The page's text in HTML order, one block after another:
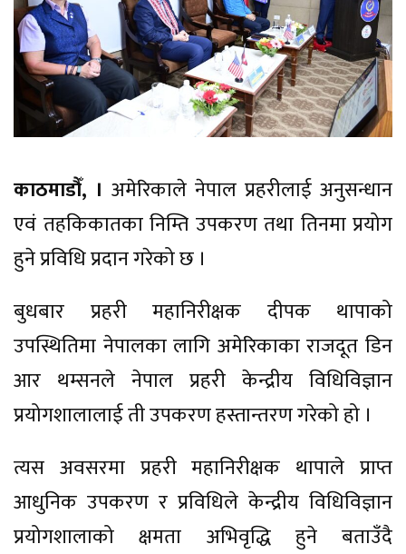
काठमाडौँ, । अमेरिकाले नेपाल प्रहरीलाई अनुसन्धान
एवं तहकिकातका निम्ति उपकरण तथा तिनमा प्रयोग
हुने प्रविधि प्रदान गरेको छ ।
बुधबार प्रहरी महानिरीक्षक दीपक थापाको
उपस्थितिमा नेपालका लागि अमेरिकाका राजदूत डिन
आर थम्सनले नेपाल प्रहरी केन्द्रीय विधिविज्ञान
प्रयोगशालालाई ती उपकरण हस्तान्तरण गरेको हो ।
त्यस अवसरमा प्रहरी महानिरीक्षक थापाले प्राप्त
आधुनिक उपकरण र प्रविधिले केन्द्रीय विधिविज्ञान
प्रयोगशालाको क्षमता अभिवृद्धि हुने बताउँदै